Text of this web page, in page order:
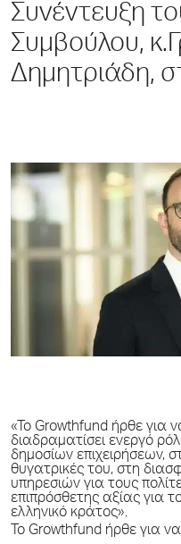
Συνέντευξη
Συμβούλου,
Δημητριάδη,
«Το Growthfund ήρθε για
διαδραματίσει ενεργό
δημοσίων επιχειρήσεων,
θυγατρικές του, στη
υπηρεσιών για τους
επιπρόσθετης αξίας για
ελληνικό κράτος».
Το Growthfund ήρθε για να